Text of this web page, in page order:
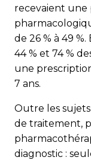
recevaient
de 26 % à 49
44 % et 74 %
une
7 ans.
Outre les
de traitement,
diagnostic :